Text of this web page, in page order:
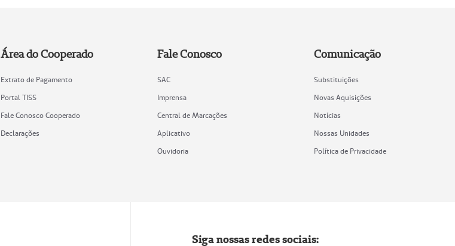
Área do Cooperado
Extrato de Pagamento
Portal TISS
Fale Conosco Cooperado
Declarações
Fale Conosco
SAC
Imprensa
Central de Marcações
Aplicativo
Ouvidoria
Comunicação
Substituições
Novas Aquisições
Notícias
Nossas Unidades
Política de Privacidade
Siga nossas redes sociais: